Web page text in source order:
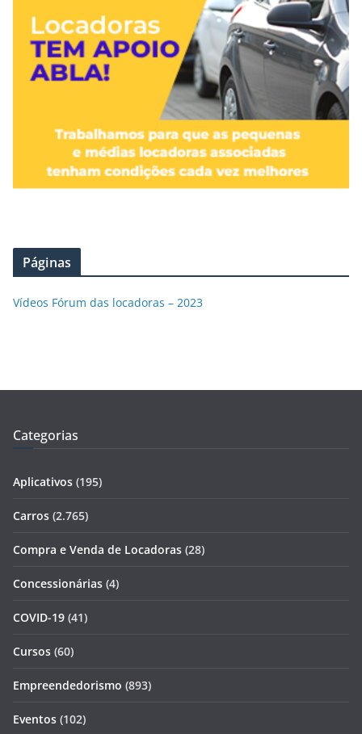
Páginas
Vídeos Fórum das locadoras – 2023
Categorias
Aplicativos (195)
Carros (2.765)
Compra e Venda de Locadoras (28)
Concessionárias (4)
COVID-19 (41)
Cursos (60)
Empreendedorismo (893)
Eventos (102)